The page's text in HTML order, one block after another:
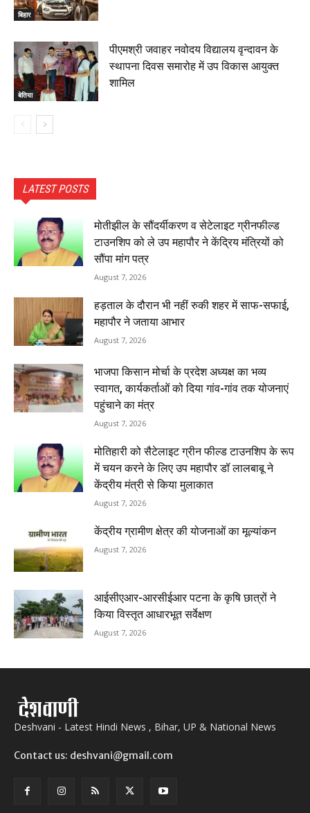
बिहार
बेतिया
पीएमश्री जवाहर नवोदय विद्यालय वृन्दावन के
स्थापना दिवस समारोह में उप विकास आयुक्त
शामिल
LATEST POSTS
मोतीझील के सौंदर्यीकरण व सेटेलाइट ग्रीनफील्ड
टाउनशिप को ले उप महापौर ने केंद्रिय मंत्रियों को
सौंपा मांग पत्र
August 7, 2026
हड़ताल के दौरान भी नहीं रुकी शहर में साफ-सफाई,
महापौर ने जताया आभार
August 7, 2026
भाजपा किसान मोर्चा के प्रदेश अध्यक्ष का भव्य
स्वागत, कार्यकर्ताओं को दिया गांव-गांव तक योजनाएं
पहुंचाने का मंत्र
August 7, 2026
मोतिहारी को सैटेलाइट ग्रीन फील्ड टाउनशिप के रूप
में चयन करने के लिए उप महापौर डॉ लालबाबू ने
केंद्रीय मंत्री से किया मुलाकात
August 7, 2026
केंद्रीय ग्रामीण क्षेत्र की योजनाओं का मूल्यांकन
August 7, 2026
आईसीएआर-आरसीईआर पटना के कृषि छात्रों ने
किया विस्तृत आधारभूत सर्वेक्षण
August 7, 2026
Deshvani - Latest Hindi News , Bihar, UP & National News
Contact us: deshvani@gmail.com